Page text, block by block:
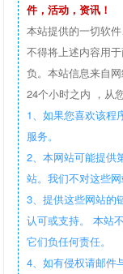
件，活动，资讯！
本站提供的一切软
不得将上述内容用
负。本站信息来自
24个小时之内 ，从
1、如果您喜欢该程
服务。
2、本网站可能提供
站。我们不对这些网
3、提供这些网站的
认可或支持。 本站
它们负任何责任。
4、如有侵权请邮件